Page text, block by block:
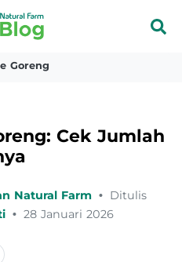
Goreng
Cek Jumlah
Natural Farm • Ditulis
• 28 Januari 2026